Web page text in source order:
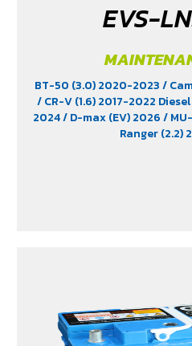
EVS-
BT-50 (3.0) 2020-2023/
/ CR-V (1.6) 2017-2022 Diesel
2024/ D-max (EV) 2026/
Ranger (2.2)